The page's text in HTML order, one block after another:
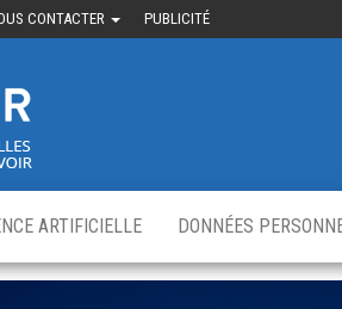
CONTACTER PUBLICITÉ
nouveau
ARTIFICIELLE DONNÉES